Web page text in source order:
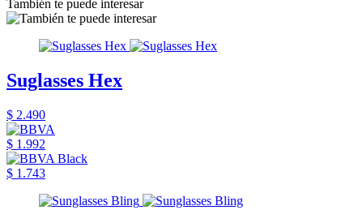
También te puede interesar
Suglasses Hex
$ 2.490
$ 1.992
$ 1.743